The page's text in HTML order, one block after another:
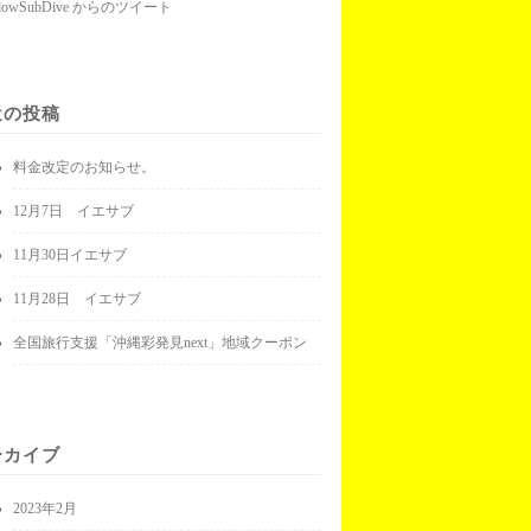
からのツイート
投稿
料金改定のお知らせ。
12月7日 イエサブ
11月30日イエサブ
11月28日 イエサブ
全国旅行支援「沖縄彩発見next」地域クーポン
カイブ
2023年2月